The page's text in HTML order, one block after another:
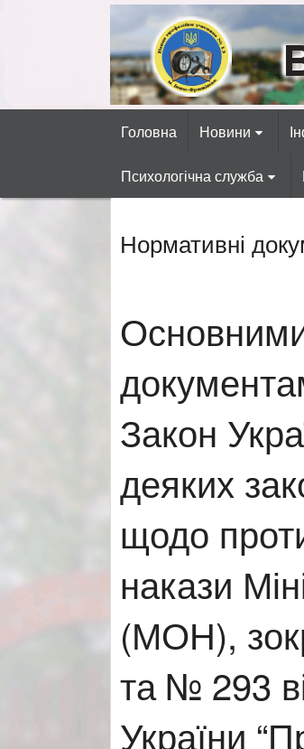
ВПУ №13
Готуємо фахівців
Головна Новини
Психологічна служба
Нормативні
Закон
деяких
щодо
накази
(МОН),
та № 293
України